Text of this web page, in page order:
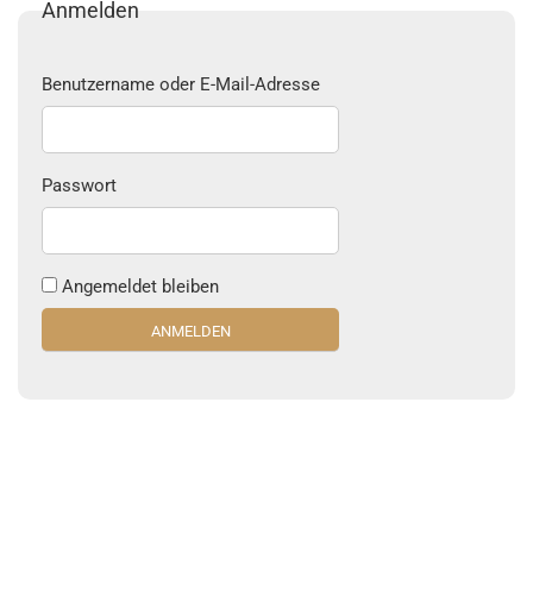
Anmelden
Benutzername oder E-Mail-Adresse
Passwort
Angemeldet bleiben